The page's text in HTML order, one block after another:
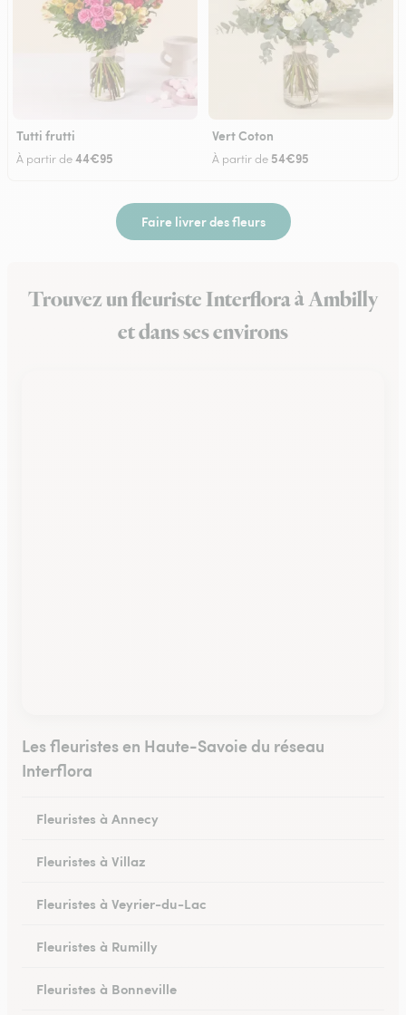
Tutti frutti
À partir de44€95
Vert Coton
À partir de 54€95
Faire livrer des fleurs
Trouvez un fleuriste Interflora à Ambilly
et dans ses environs
Les fleuristes en Haute-Savoie du réseau
Interflora
Fleuristes à Annecy
Fleuristes à Villaz
Fleuristes à Veyrier-du-Lac
Fleuristes à Rumilly
Fleuristes à Bonneville